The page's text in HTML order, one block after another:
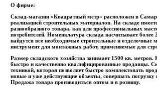
О фирме:
Склад-магазин «Квадратный метр» расположен в
реализацией строительных материалов. На складе
разнообразного товара, как для профессиональных
потребителей. Номенклатура склада насчитывает более
найдутся все необходимые строительные и отделочные
инструмент для монтажных работ, применяемые для
Размер складского хозяйства занимает 1500 кв.
быстро и качественно квалифицированные продавцы.
техникой, которая позволяет быстро комплектовать
новые и уже действующие объекты, совершать погрузку
Продажа товара производиться оптом и в розницу.